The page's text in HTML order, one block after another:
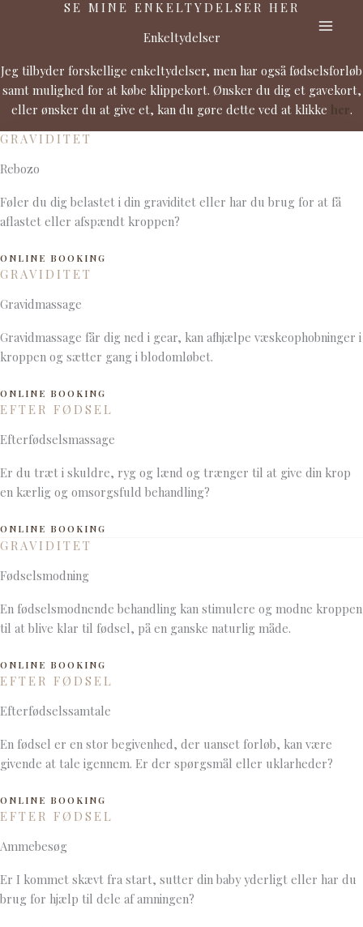
SE MINE ENKELTYDELSER HER
Enkeltydelser
Jeg tilbyder forskellige enkeltydelser, men har også fødselsforløb
samt mulighed for at købe klippekort. Ønsker du dig et gavekort,
eller ønsker du at give et, kan du gøre dette ved at klikke her.
GRAVIDITET
Rebozo
Føler du dig belastet i din graviditet eller har du brug for at få
aflastet eller afspændt kroppen?
ONLINE BOOKING
GRAVIDITET
Gravidmassage
Gravidmassage får dig ned i gear, kan afhjælpe væskeophobninger i
kroppen og sætter gang i blodomløbet.
ONLINE BOOKING
EFTER FØDSEL
Efterfødselsmassage
Er du træt i skuldre, ryg og lænd og trænger til at give din krop
en kærlig og omsorgsfuld behandling?
ONLINE BOOKING
GRAVIDITET
Fødselsmodning
En fødselsmodnende behandling kan stimulere og modne kroppen
til at blive klar til fødsel, på en ganske naturlig måde.
ONLINE BOOKING
EFTER FØDSEL
Efterfødselssamtale
En fødsel er en stor begivenhed, der uanset forløb, kan være
givende at tale igennem. Er der spørgsmål eller uklarheder?
ONLINE BOOKING
EFTER FØDSEL
Ammebesøg
Er I kommet skævt fra start, sutter din baby yderligt eller har du
brug for hjælp til dele af amningen?